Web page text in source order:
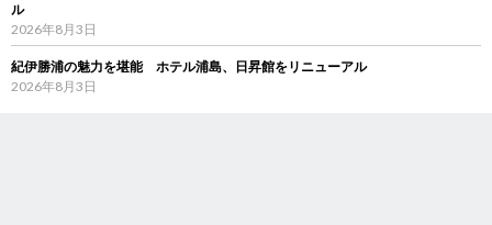
ル
2026年8月3日
紀伊勝浦の魅力を堪能 ホテル浦島、日昇館をリニューアル
2026年8月3日